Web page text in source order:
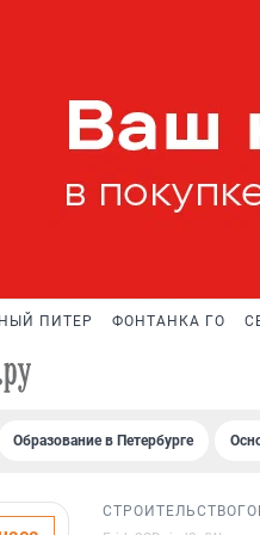
ПИТЕР ФОНТАНКА ГО
Образование в Петербурге
СТРОИТЕЛЬСТВО